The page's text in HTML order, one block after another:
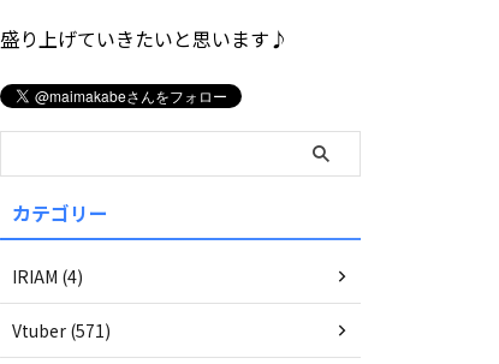
盛り上げていきたいと思います♪
カテゴリー
IRIAM (4)
Vtuber (571)